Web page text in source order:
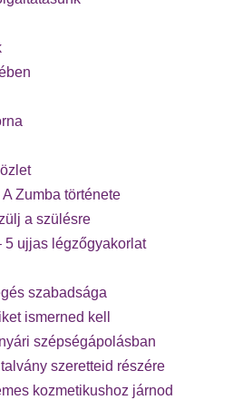
Zumba története
a szülésre
5 ujjas légzőgyakorlat
szabadsága
ismerned kell
szépségápolásban
szeretteid részére
kozmetikushoz járnod